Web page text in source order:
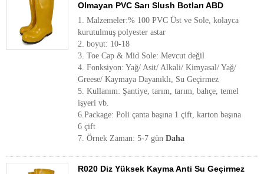
Olmayan PVC Sarı Slush Botları ABD
1. Malzemeler:% 100 PVC Üst ve Sole, kolayca
kurutulmuş polyester astar
2. boyut: 10-18
3. Toe Cap & Mid Sole: Mevcut değil
4. Fonksiyon: Yağ/ Asit/ Alkali/ Kimyasal/ Yağ/
Greese/ Kaymaya Dayanıklı, Su Geçirmez
5. Kullanım: Şantiye, tarım, tarım, bahçe, temel
işyeri vb.
6.Package: Poli çanta başına 1 çift, karton başına
6 çift
7. Örnek Zaman: 5-7 gün Daha
R020 Diz Yüksek Kayma Anti Su Geçirmez